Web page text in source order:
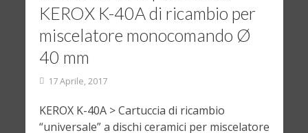
KEROX K-40A di ricambio per
miscelatore monocomando Ø
40 mm
17 Aprile, 2017
KEROX K-40A > Cartuccia di ricambio
“universale” a dischi ceramici per miscelatore